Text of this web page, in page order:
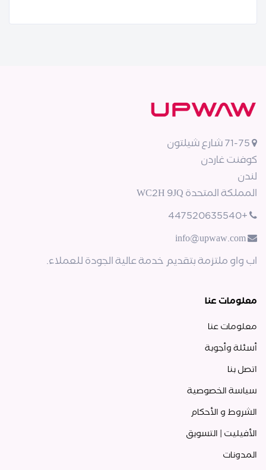
كوفنت غاردن
لندن
المملكة المتحدة WC2H 9JQ
+447520635540
اب واو ملتزمة بتقديم خدمة عالية الجودة للعملاء.
معلومات عنا
معلومات عنا
أسئلة وأجوبة
اتصل بنا
سياسة الخصوصية
الشروط و الأحكام
الأفيليت | التسويق
المدونات